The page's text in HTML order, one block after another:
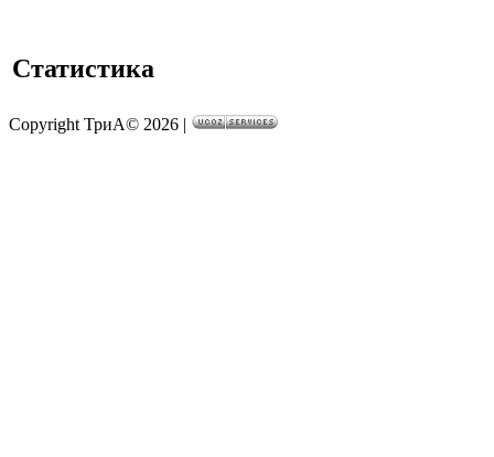
Статистика
Copyright ТриА© 2026 |